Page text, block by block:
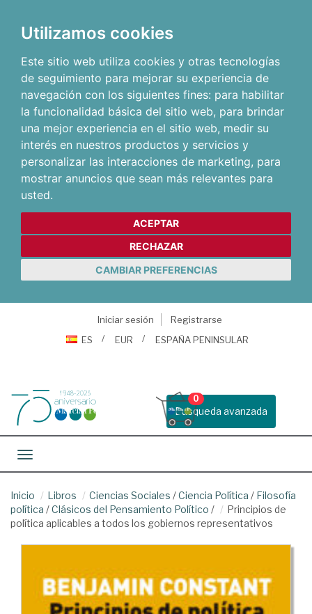
Utilizamos cookies
Este sitio web utiliza cookies y otras tecnologías
de seguimiento para mejorar su experiencia de
navegación con los siguientes fines: para habilitar
la funcionalidad básica del sitio web, para brindar
una mejor experiencia en el sitio web, medir su
interés en nuestros productos y servicios y
personalizar las interacciones de marketing, para
mostrar anuncios que sean más relevantes para
usted.
ACEPTAR
RECHAZAR
CAMBIAR PREFERENCIAS
Iniciar sesión
Registrarse
ES
EUR ESPAÑA PENINSULAR
Busqueda avanzada
0
Toggle navigation
Inicio Libros Ciencias Sociales /Ciencia Política / Filosofía
política /Clásicos del Pensamiento Político /
Principios de
política aplicables a todos los gobiernos representativos